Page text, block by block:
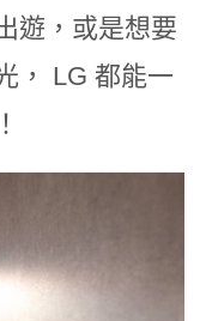
遊，或是想要
， LG 都能一